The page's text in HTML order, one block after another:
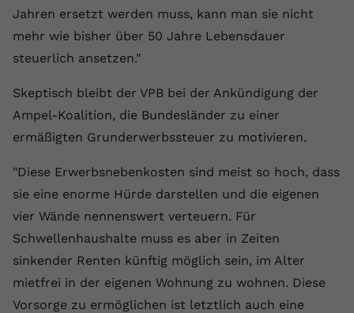
Jahren ersetzt werden muss, kann man sie nicht
mehr wie bisher über 50 Jahre Lebensdauer
steuerlich ansetzen."
Skeptisch bleibt der VPB bei der Ankündigung der
Ampel-Koalition, die Bundesländer zu einer
ermäßigten Grunderwerbssteuer zu motivieren.
"Diese Erwerbsnebenkosten sind meist so hoch, dass
sie eine enorme Hürde darstellen und die eigenen
vier Wände nennenswert verteuern. Für
Schwellenhaushalte muss es aber in Zeiten
sinkender Renten künftig möglich sein, im Alter
mietfrei in der eigenen Wohnung zu wohnen. Diese
Vorsorge zu ermöglichen ist letztlich auch eine
Name yt.innertube::requests
Anbieter youtube.com
Laufzeit Session
Zweck
Dieser von YouTube gesetzte Cookie
Daten darüber zu speichern, welche
Name yt.innertube::nextId
Anbieter Youtube.com